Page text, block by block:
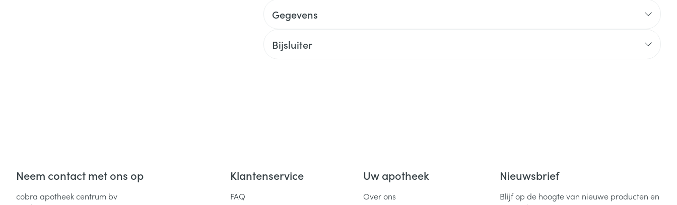
Gegevens
Bijsluiter
Neem contact met ons op
cobra apotheek centrum bv
Klantenservice
FAQ
Uw apotheek
Over ons
Nieuwsbrief
Blijf op de hoogte van nieuwe producten en